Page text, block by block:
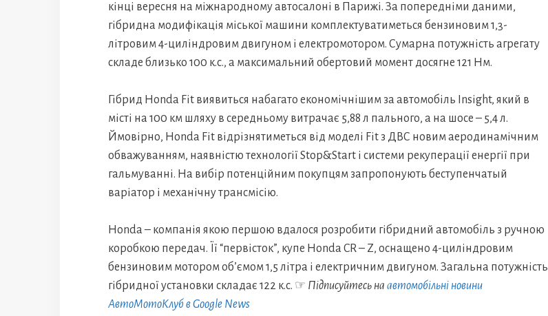
кінці вересня на міжнародному автосалоні в Парижі. За попередніми даними,
гібридна модифікація міської машини комплектуватиметься бензиновим 1,3-
літровим 4-циліндровим двигуном і електромотором. Сумарна потужність агрегату
складе близько 100 к.с., а максимальний обертовий момент досягне 121 Нм.
Гібрид Honda Fit виявиться набагато економічнішим за автомобіль Insight, який в
місті на 100 км шляху в середньому витрачає 5,88 л пального, а на шосе – 5,4 л.
Ймовірно, Honda Fit відрізнятиметься від моделі Fit з ДВС новим аеродинамічним
обважуванням, наявністю технології Stop&Start і системи рекуперації енергії при
гальмуванні. На вибір потенційним покупцям запропонують беступенчатый
варіатор і механічну трансмісію.
Honda – компанія якою першою вдалося розробити гібридний автомобіль з ручною
коробкою передач. Її “первісток”, купе Honda CR – Z, оснащено 4-циліндровим
бензиновим мотором об’ємом 1,5 літра і електричним двигуном. Загальна потужність
гібридної установки складає 122 к.с. ☞ Підписуйтесь на автомобільні новини
АвтоМотоКлуб в Google News